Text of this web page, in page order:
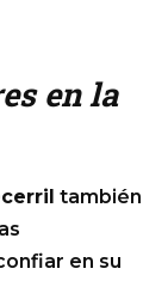
en la
también
en su